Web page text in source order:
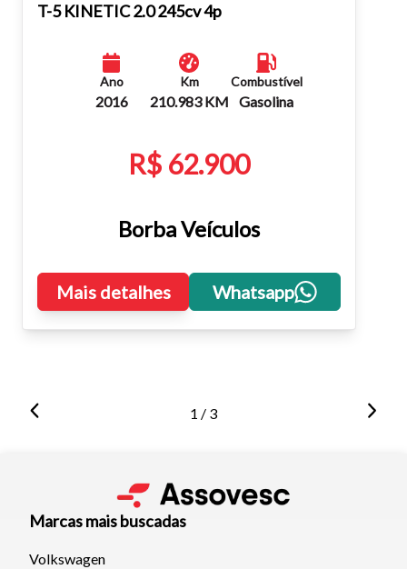
T-5 KINETIC 2.0 245cv 4p
Ano
2016
Km
210.983 KM
Combustível
Gasolina
R$ 62.900
Borba Veículos
Mais detalhes Whatsapp
1 / 3
Marcas mais buscadas
Volkswagen